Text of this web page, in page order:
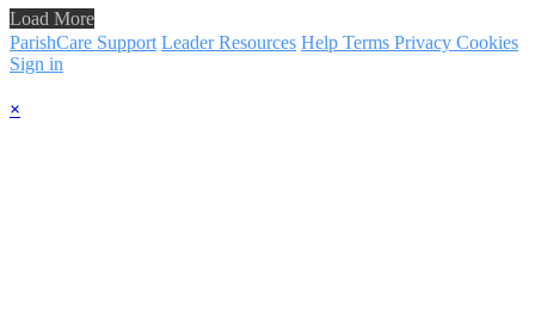
Load More
ParishCare Support Leader Resources Help Terms Privacy Cookies
Sign in
×